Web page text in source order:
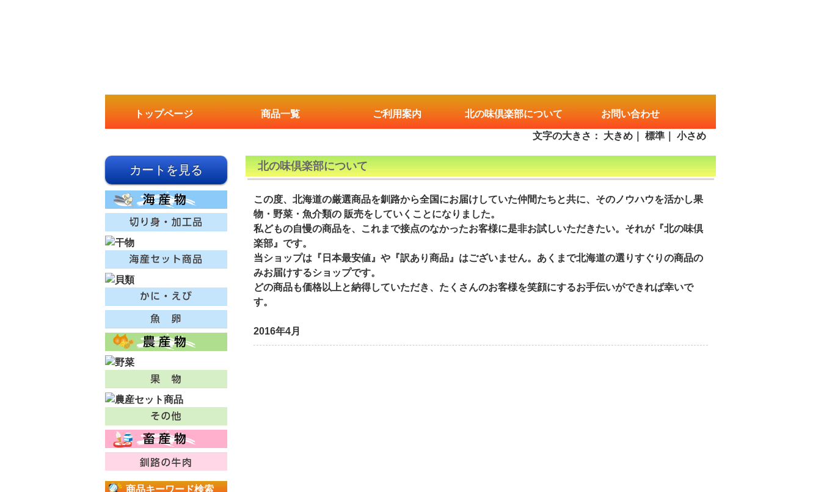
トップページ 商品一覧 ご利用案内 北の味倶楽部について お問い合わせ
文字の大きさ： 大きめ 標準 小さめ
北の味倶楽部について
この度、北海道の厳選商品を釧路から全国にお届けしていた仲間たちと共に、そのノウハウを活かし果
物・野菜・魚介類の 販売をしていくことになりました。
私どもの自慢の商品を、これまで接点のなかったお客様に是非お試しいただきたい。それが『北の味倶
楽部』です。
当ショップは『日本最安値』や『訳あり商品』はございません。あくまで北海道の選りすぐりの商品の
みお届けするショップです。
どの商品も価格以上と納得していただき、たくさんのお客様を笑顔にするお手伝いができれば幸いで
す。
2016年4月
商品キーワード検索